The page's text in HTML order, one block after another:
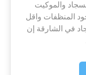
والموكيت
المنظفات واقل
في الشارقة إن